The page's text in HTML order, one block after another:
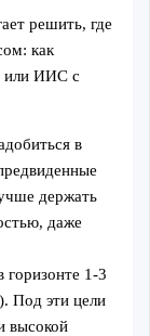
решить, где
как
или ИИС с
в
держать
даже
горизонте 1-3
Под эти цели
высокой